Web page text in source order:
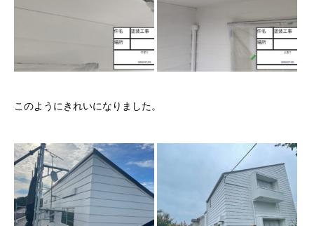
このようにきれいになりました。